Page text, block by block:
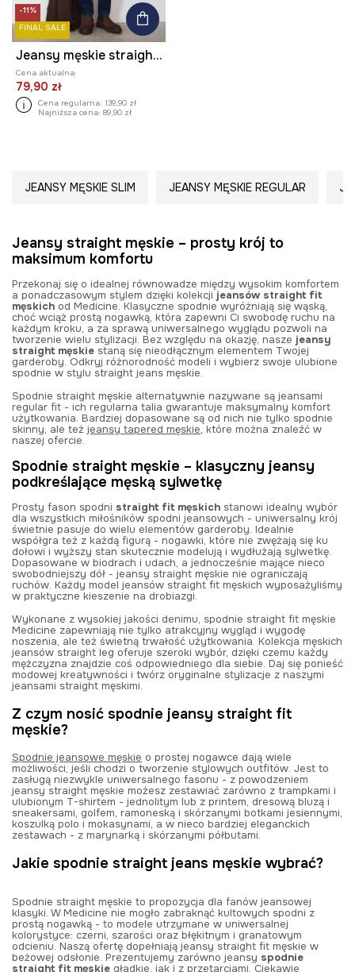
-11%
FINAL SALE
Jeansy męskie straight z efektem sprania
Cena aktualna:
79,90 zł
Cena regularna: 139,90 zł
Najniższa cena: 89,90 zł
JEANSY MĘSKIE SLIM JEANSY MĘSKIE REGULAR
Jeansy straight męskie – prosty krój to
maksimum komfortu
Przekonaj się o idealnej równowadze między wysokim komfortem
a ponadczasowym stylem dzięki kolekcji jeansów straight fit
męskich od Medicine. Klasyczne spodnie wyróżniają się wąską,
choć wciąż prostą nogawką, która zapewni Ci swobodę ruchu na
każdym kroku, a za sprawą uniwersalnego wyglądu pozwoli na
tworzenie wielu stylizacji. Bez względu na okazję, nasze jeansy
straight męskie staną się nieodłącznym elementem Twojej
garderoby. Odkryj różnorodność modeli i wybierz swoje ulubione
spodnie w stylu straight jeans męskie.
Spodnie straight męskie alternatywnie nazywane są jeansami
regular fit - ich regularna talia gwarantuje maksymalny komfort
użytkowania. Bardziej dopasowane są od nich nie tylko spodnie
skinny, ale też jeansy tapered męskie, które można znaleźć w
naszej ofercie.
Spodnie straight męskie – klasyczny jeansy
podkreślające męską sylwetkę
Prosty fason spodni straight fit męskich stanowi idealny wybór
dla wszystkich miłośników spodni jeansowych - uniwersalny krój
świetnie pasuje do wielu elementów garderoby. Idealnie
współgra też z każdą figurą - nogawki, które nie zwężają się ku
dołowi i wyższy stan skutecznie modelują i wydłużają sylwetkę.
Dopasowane w biodrach i udach, a jednocześnie mające nieco
swobodniejszy dół - jeansy straight męskie nie ograniczają
ruchów. Każdy model jeansów straight fit męskich wyposażyliśmy
w praktyczne kieszenie na drobiazgi.
Wykonane z wysokiej jakości denimu, spodnie straight fit męskie
Medicine zapewniają nie tylko atrakcyjny wygląd i wygodę
noszenia, ale też świetną trwałość użytkowania. Kolekcja męskich
jeansów straight leg oferuje szeroki wybór, dzięki czemu każdy
mężczyzna znajdzie coś odpowiedniego dla siebie. Daj się ponieść
modowej kreatywności i twórz oryginalne stylizacje z naszymi
jeansami straight męskimi.
Z czym nosić spodnie jeansy straight fit
męskie?
Spodnie jeansowe męskie o prostej nogawce dają wiele
możliwości, jeśli chodzi o tworzenie stylowych outfitów. Jest to
zasługą niezwykle uniwersalnego fasonu - z powodzeniem
jeansy straight męskie możesz zestawiać zarówno z trampkami i
ulubionym T-shirtem - jednolitym lub z printem, dresową bluzą i
sneakersami, golfem, ramoneską i skórzanymi botkami jesiennymi,
koszulką polo i mokasynami, a w nieco bardziej eleganckich
zestawach - z marynarką i skórzanymi półbutami.
Jakie spodnie straight jeans męskie wybrać?
Spodnie straight męskie to propozycja dla fanów jeansowej
klasyki. W Medicine nie mogło zabraknąć kultowych spodni z
prostą nogawką - to modele utrzymane w uniwersalnej
kolorystyce: czerni, szarości oraz błękitnym i granatowym
odcieniu. Naszą ofertę dopełniają jeansy straight fit męskie w
beżowej odsłonie. Prezentujemy zarówno jeansy spodnie
straight fit męskie gładkie, jak i z przetarciami. Ciekawie